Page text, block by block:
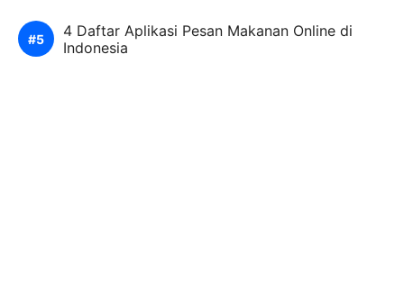
4 Daftar Aplikasi Pesan Makanan Online di
Indonesia